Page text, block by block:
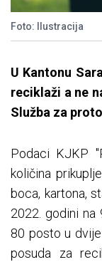
Foto: Ilustracija
U Kantonu
reciklaži a ne
Služba za
Podaci KJKP
količina
boca, kartona,
2022. godini
80 posto u
posuda za